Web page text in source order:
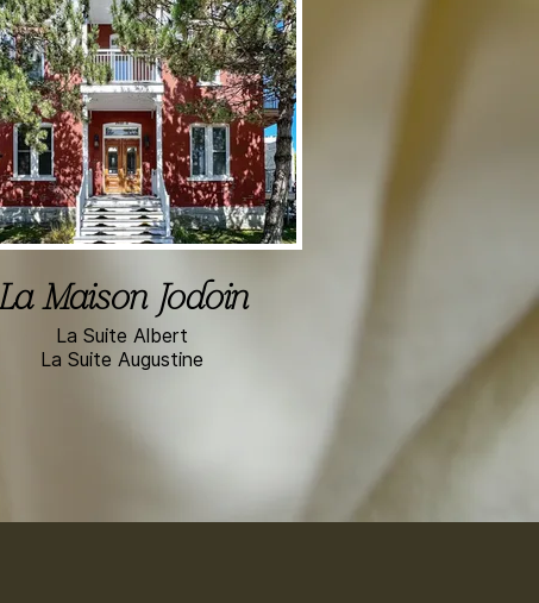
La Maison Jodoin
La Suite Albert
La Suite Augustine